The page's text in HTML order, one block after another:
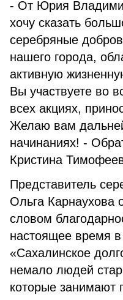
- От Юрия
хочу сказать
серебряные
нашего города,
активную
Вы участвуете во
всех акциях,
Желаю вам
начинаниях! -
Кристина
Представитель
Ольга Карнаухова
словом
настоящее время в
«Сахалинское
немало людей
которые занимают